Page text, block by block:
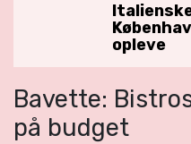
opleve
Bavette:
på budget